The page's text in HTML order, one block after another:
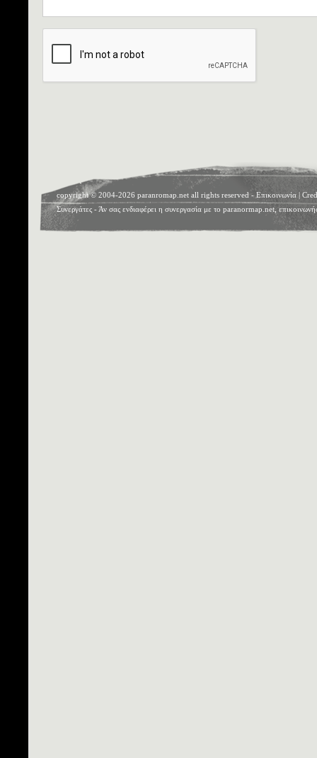
copyright © 2004-2026 paranromap.net all rights reserved - Επικοινωνία |
Συνεργάτες - Άν σας ενδιαφέρει η συνεργασία με το paranormap.net,